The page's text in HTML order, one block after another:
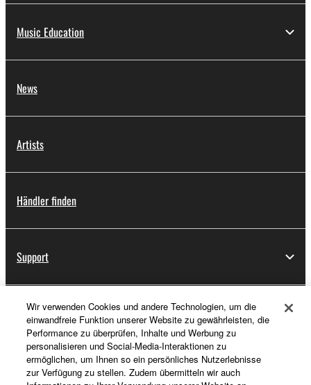
Music Education
News
Artists
Händler finden
Support
Registrierung von „Yamaha Music ID“
Über Yamaha
Wir verwenden Cookies und andere Technologien, um die
einwandfreie Funktion unserer Website zu gewährleisten, die
Performance zu überprüfen, Inhalte und Werbung zu
personalisieren und Social-Media-Interaktionen zu
ermöglichen, um Ihnen so ein persönliches Nutzerlebnisse
zur Verfügung zu stellen. Zudem übermitteln wir auch